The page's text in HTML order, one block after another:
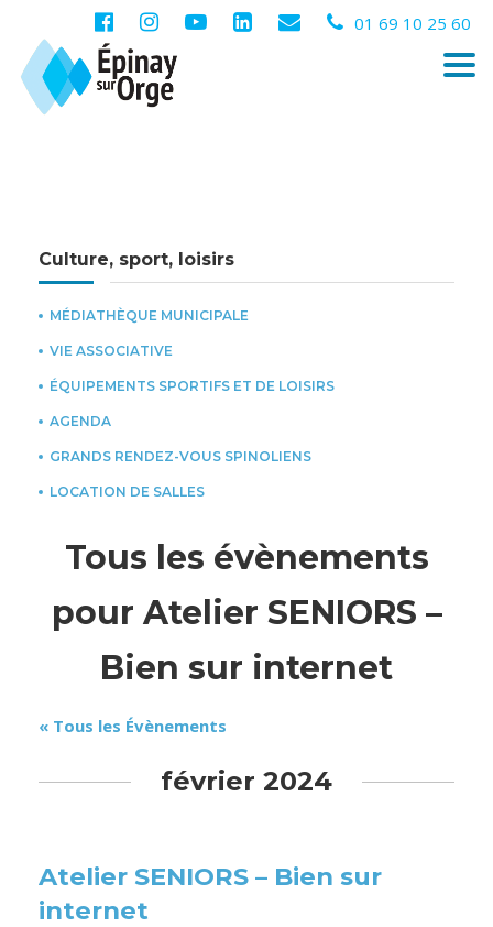
01 69 10 25 60
Culture, sport, loisirs
MÉDIATHÈQUE MUNICIPALE
VIE ASSOCIATIVE
ÉQUIPEMENTS SPORTIFS ET DE LOISIRS
AGENDA
GRANDS RENDEZ-VOUS SPINOLIENS
LOCATION DE SALLES
Tous les évènements
pour Atelier SENIORS –
Bien sur internet
« Tous les Évènements
février 2024
Atelier SENIORS – Bien sur
internet